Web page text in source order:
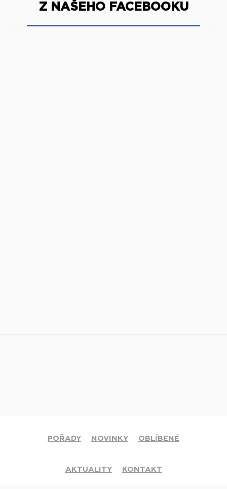
Z NAŠEHO FACEBOOKU
POŘADY NOVINKY OBLÍBENÉ
AKTUALITY KONTAKT